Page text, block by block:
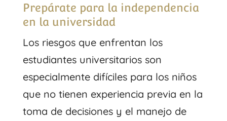
Prepárate para la independencia
en la universidad
Los riesgos que enfrentan los
estudiantes universitarios son
especialmente difíciles para los niños
que no tienen experiencia previa en la
toma de decisiones y el manejo de